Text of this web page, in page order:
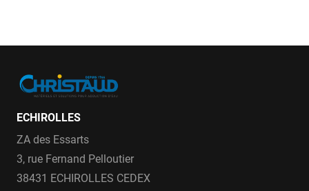
ECHIROLLES
ZA des Essarts
3, rue Fernand Pelloutier
38431 ECHIROLLES CEDEX